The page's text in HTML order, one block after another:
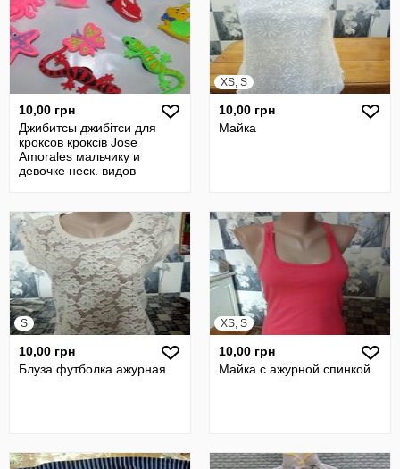
10,00 грн
Джибитсы джибітси для
кроксов кроксів Jose
Amorales мальчику и
девочке неск. видов
XS, S
10,00 грн
Майка
S
10,00 грн
Блуза футболка ажурная
XS, S
10,00 грн
Майка с ажурной спинкой